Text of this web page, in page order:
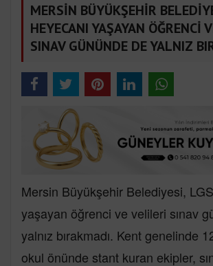
MERSİN BÜYÜKŞEHİR
HEYECANI YAŞAYAN ÖĞRENCİ
SINAV GÜNÜNDE DE YALNIZ
Mersin Büyükşehir Belediyesi,
yaşayan öğrenci ve velileri sınav
yalnız bırakmadı. Kent genelinde
okul önünde stant kuran ekipler,